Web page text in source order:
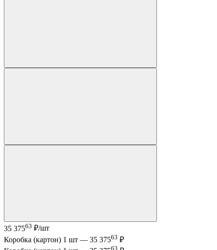
35 37563 ₽/шт
Коробка (картон) 1 шт — 35 37563 ₽
63